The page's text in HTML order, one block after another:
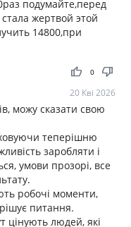
подумайте,перед
жертвой этой
14800,при
thumb_up thumb_down
0
20 Кві 2026
можу сказати свою
теперішню
заробляти і
умови прозорі, все
робочі моменти,
питання.
цінують людей, які